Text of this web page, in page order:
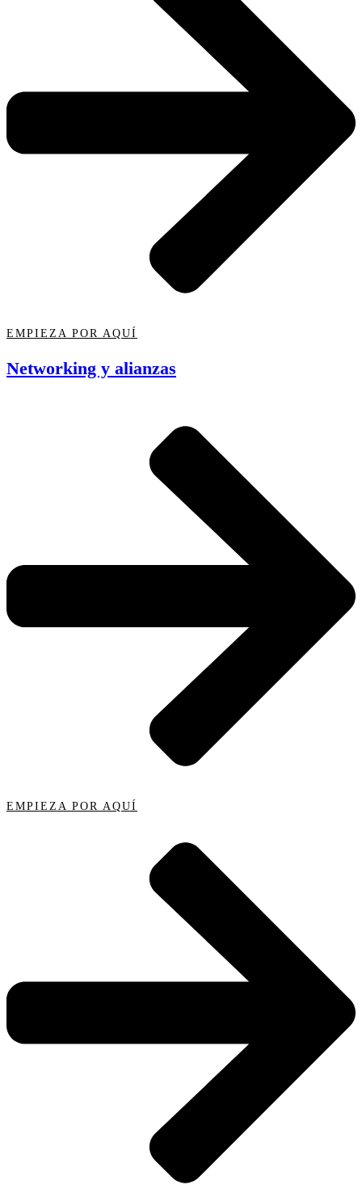
EMPIEZA POR AQUÍ
Networking y alianzas
EMPIEZA POR AQUÍ